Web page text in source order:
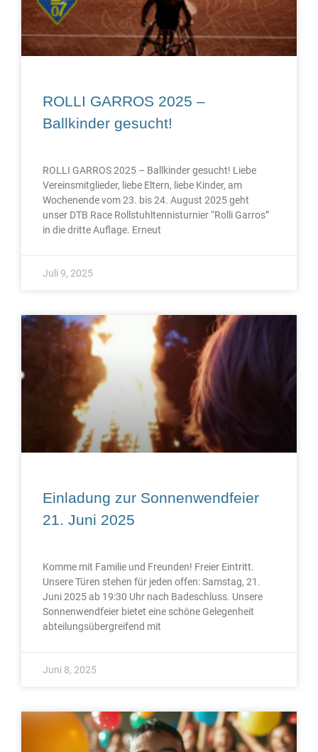
ROLLI GARROS 2025 –
Ballkinder gesucht!
ROLLI GARROS 2025 – Ballkinder gesucht! Liebe
Vereinsmitglieder, liebe Eltern, liebe Kinder, am
Wochenende vom 23. bis 24. August 2025 geht
unser DTB Race Rollstuhltennisturnier “Rolli Garros”
in die dritte Auflage. Erneut
Juli 9, 2025
Einladung zur Sonnenwendfeier
21. Juni 2025
Komme mit Familie und Freunden! Freier Eintritt.
Unsere Türen stehen für jeden offen: Samstag, 21.
Juni 2025 ab 19:30 Uhr nach Badeschluss. Unsere
Sonnenwendfeier bietet eine schöne Gelegenheit
abteilungsübergreifend mit
Juni 8, 2025